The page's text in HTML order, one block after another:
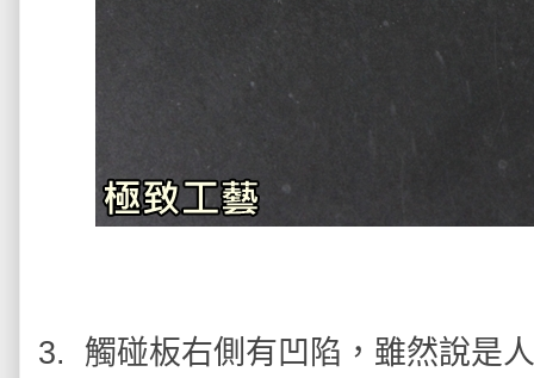
3. 觸碰板右側有凹陷，雖然說是